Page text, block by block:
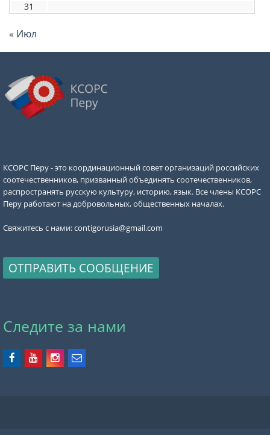
31
« Июл
КСОРС Перу - это координационный совет организаций российских
соотечественников, призванный объединять соотечественников,
распространять русскую культуру, историю, язык. Все члены КСОРС
Перу работают на добровольных, общественных началах.
Свяжитесь с нами:contigorusia@gmail.com
ОТПРАВИТЬ СООБЩЕНИЕ
Следите за нами